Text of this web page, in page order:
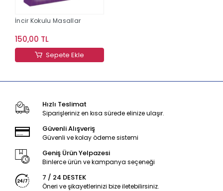
İncir Kokulu Masallar
150,00 TL
Sepete Ekle
Hızlı Teslimat
Siparişleriniz en kısa sürede elinize ulaşır.
Güvenli Alışveriş
Güvenli ve kolay ödeme sistemi
Geniş Ürün Yelpazesi
Binlerce ürün ve kampanya seçeneği
7 / 24 DESTEK
Öneri ve şikayetlerinizi bize iletebilirsiniz.